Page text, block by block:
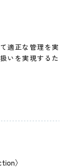
適正な管理を実
いを実現するた